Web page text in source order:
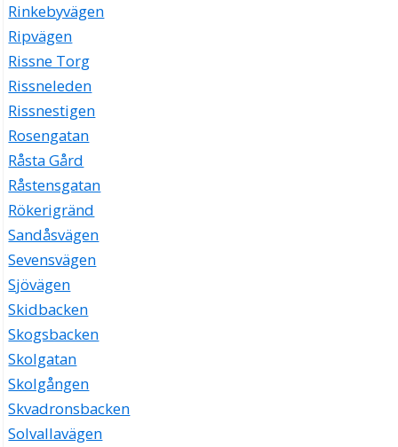
Rinkebyvägen
Ripvägen
Rissne Torg
Rissneleden
Rissnestigen
Rosengatan
Råsta Gård
Råstensgatan
Rökerigränd
Sandåsvägen
Sevensvägen
Sjövägen
Skidbacken
Skogsbacken
Skolgatan
Skolgången
Skvadronsbacken
Solvallavägen